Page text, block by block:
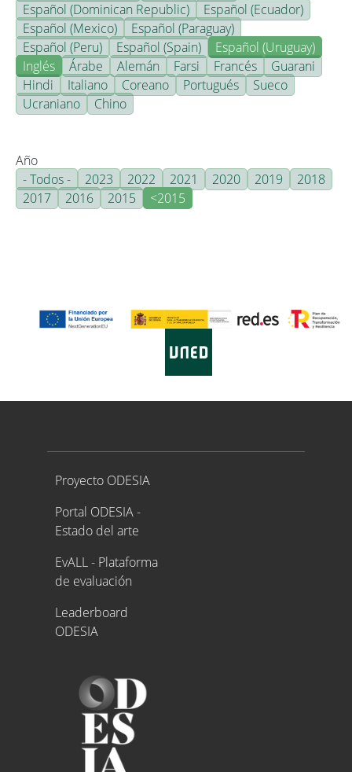
Español (Dominican Republic)
Español (Ecuador)
Español (Mexico)
Español (Paraguay)
Español (Peru)
Español (Spain)
Español (Uruguay)
Inglés
Árabe Alemán Farsi Francés
Guarani
Hindi
Italiano Coreano Portugués
Sueco
Ucraniano
Chino
Año
- Todos -
2023 2022 2021 2020 2019
2018
2017
2016 2015 <2015
Proyecto ODESIA
Proyecto ODESIA
Portal ODESIA -
Estado del arte
EvALL - Plataforma
de evaluación
Leaderboard
ODESIA